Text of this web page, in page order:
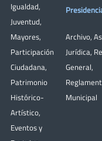
Igualdad,
Juventud,
Mayores,
Participación
Ciudadana,
Patrimonio
Histórico-
Artístico,
Eventos y
Archivo,
Jurídica,
General,
Municipal